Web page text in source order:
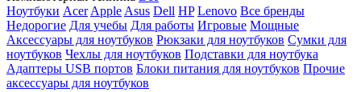
Ноутбуки Acer Apple Asus Dell HP Lenovo Все бренды
Недорогие Для учебы Для работы Игровые Мощные
Аксессуары для ноутбуков Рюкзаки для ноутбуков Сумки для
ноутбуков Чехлы для ноутбуков Подставки для ноутбука
Адаптеры USB портов Блоки питания для ноутбуков Прочие
аксессуары для ноутбуков